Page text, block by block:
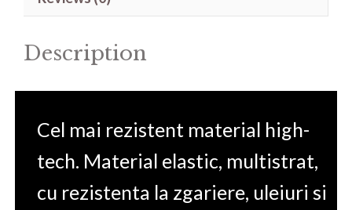
Description
Cel mai rezistent material high-
tech. Material elastic, multistrat,
cu rezistenta la zgariere, uleiuri si